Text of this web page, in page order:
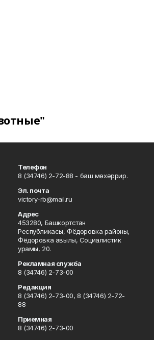
Телефон
8 (34746) 2-72-88 - баш мөхәррир.
Эл. почта
victory-rb@mail.ru
Адрес
453280, Башкортстан
Республикасы, Фёдоровка районы,
Фёдоровка авылы, Социалистик
урамы, 20.
Рекламная служба
8 (34746) 2-73-00
Редакция
8 (34746) 2-73-00, 8 (34746) 2-72-
88
Приемная
8 (34746) 2-73-00